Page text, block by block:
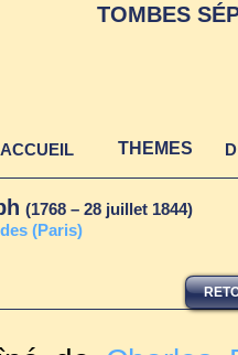
(1768 – 28 juillet 1844)
(Paris)
TOMBES
ACCUEIL THEMES